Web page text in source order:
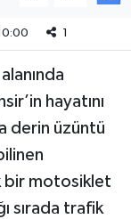
1
hayatını
derin üzüntü
bir motosiklet
sırada trafik